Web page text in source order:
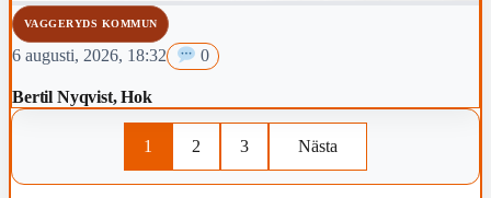
VAGGERYDS KOMMUN
6 augusti, 2026, 18:32 0
Bertil Nyqvist, Hok
1 2 3 Nästa